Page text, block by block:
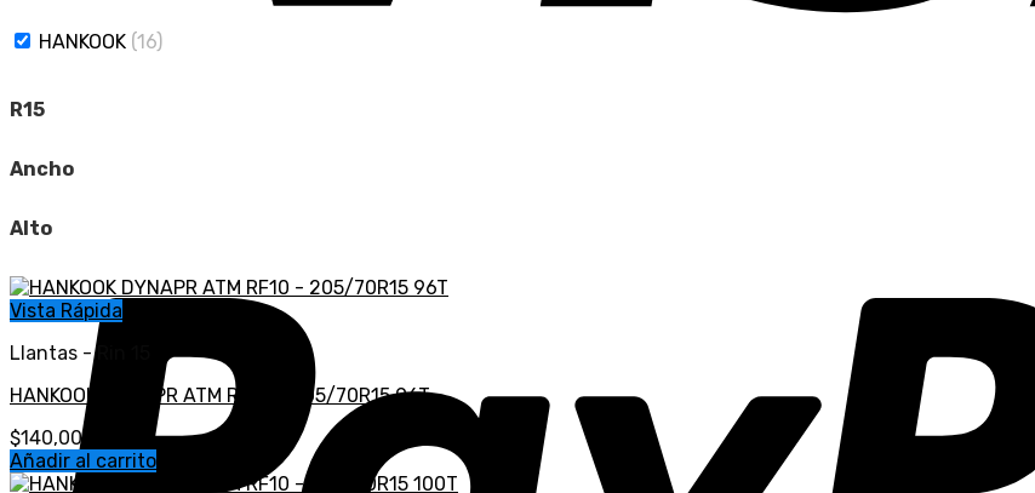
HANKOOK (16)
R15
Ancho
Alto
Vista Rápida
Llantas - Rin 15
HANKOOK DYNAPR ATM RF10 – 205/70R15 96T
$140,00
Añadir al carrito